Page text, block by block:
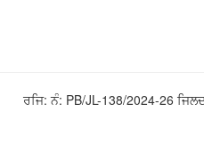
ਰਜਿ: ਨੰ: PB/JL-138/2024-26